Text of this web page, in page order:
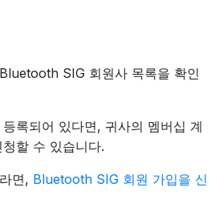
SIG 회원사 목록을 확인
록되어 있다면, 귀사의 멤버십 계
청할 수 있습니다.
면, Bluetooth SIG 회원 가입을 신